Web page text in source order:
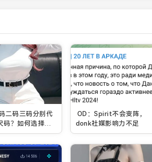
二码三码分别代
码？如何选择最
码？
OD：Spirit不会变阵，
donk社媒影响力不足